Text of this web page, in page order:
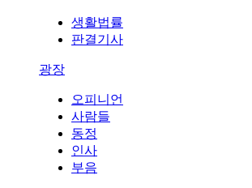
생활법률
판결기사
광장
오피니언
사람들
동정
인사
부음